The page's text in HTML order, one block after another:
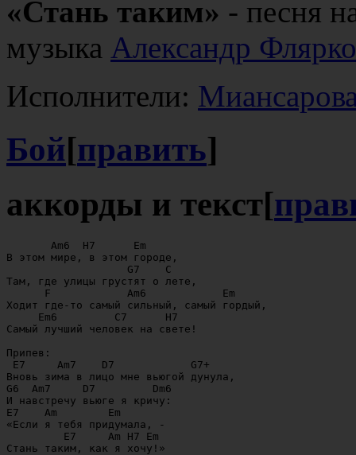
«Стань таким» - песня
музыка Александр
Исполнители:
Бой[править]
аккорды и текст[
       Am6  H7      Em
В этом мире, в этом городе,
                   G7    C
Там, где улицы грустят о лете,
      F            Am6            Em
Ходит где-то самый сильный, самый гордый,
     Em6         C7      H7
Самый лучший человек на свете!
Припев:
E7     Am7    D7            G7+
Вновь зима в лицо мне вьюгой дунула,
G6  Am7     D7         Dm6
И навстречу вьюге я кричу:
E7    Am        Em
«Если я тебя придумала, -
         E7     Am H7 Em
Стань таким, как я хочу!»